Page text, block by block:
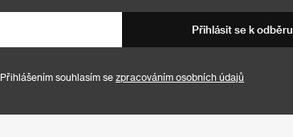
Přihlásit se k odběru
Přihlášením souhlasím se zpracováním osobních údajů